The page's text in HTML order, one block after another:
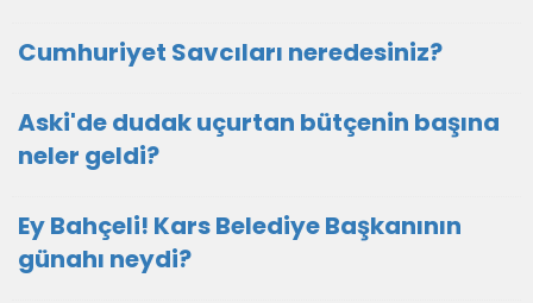
Cumhuriyet Savcıları neredesiniz?
Aski'de dudak uçurtan bütçenin başına
neler geldi?
Ey Bahçeli! Kars Belediye Başkanının
günahı neydi?